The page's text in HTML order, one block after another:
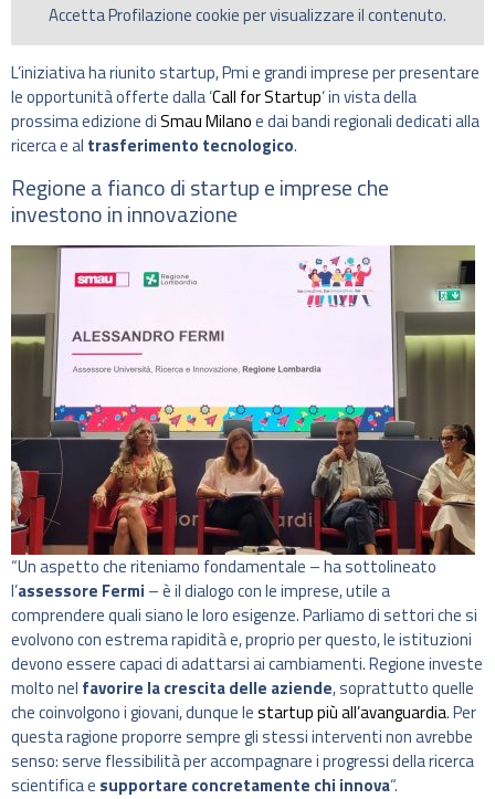
AccettaProfilazionecookie per visualizzare il contenuto.
L’iniziativa ha riunito startup, Pmi e grandi imprese per presentare
le opportunità offerte dalla ‘Call for Startup‘ in vista della
prossima edizione diSmau Milanoe dai bandi regionali dedicati alla
ricerca e al trasferimento tecnologico.
Regione a fianco di startup e imprese che
investono in innovazione
“Un aspetto che riteniamo fondamentale – ha sottolineato
l’assessore Fermi – è il dialogo con le imprese, utile a
comprendere quali siano le loro esigenze. Parliamo di settori che si
evolvono con estrema rapidità e, proprio per questo, le istituzioni
devono essere capaci di adattarsi ai cambiamenti. Regione investe
molto nel favorire la crescita delle aziende, soprattutto quelle
che coinvolgono i giovani, dunque lestartup più all’avanguardia. Per
questa ragione proporre sempre gli stessi interventi non avrebbe
senso: serve flessibilità per accompagnare i progressi della ricerca
scientifica e supportare concretamente chi innova“.